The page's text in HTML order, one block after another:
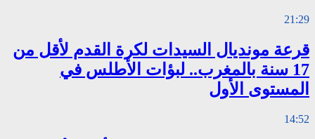
21:29
قرعة مونديال السيدات لكرة القدم لأقل من
17 سنة بالمغرب.. لبؤات الأطلس في
المستوى الأول
14:52